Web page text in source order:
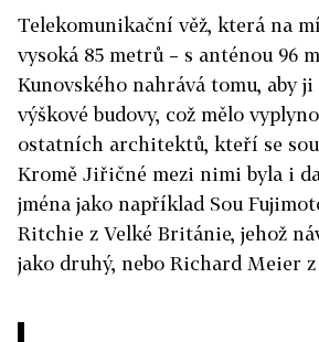
Telekomunikační věž, která na
vysoká 85 metrů – s anténou 96
Kunovského nahrává tomu, aby
výškové budovy, což mělo
ostatních architektů, kteří se
Kromě Jiřičné mezi nimi byla i
jména jako například Sou
Ritchie z Velké Británie, jehož
jako druhý, nebo Richard Meier z